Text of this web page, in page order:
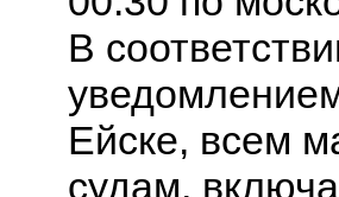
В
Ейске, всем
судам,